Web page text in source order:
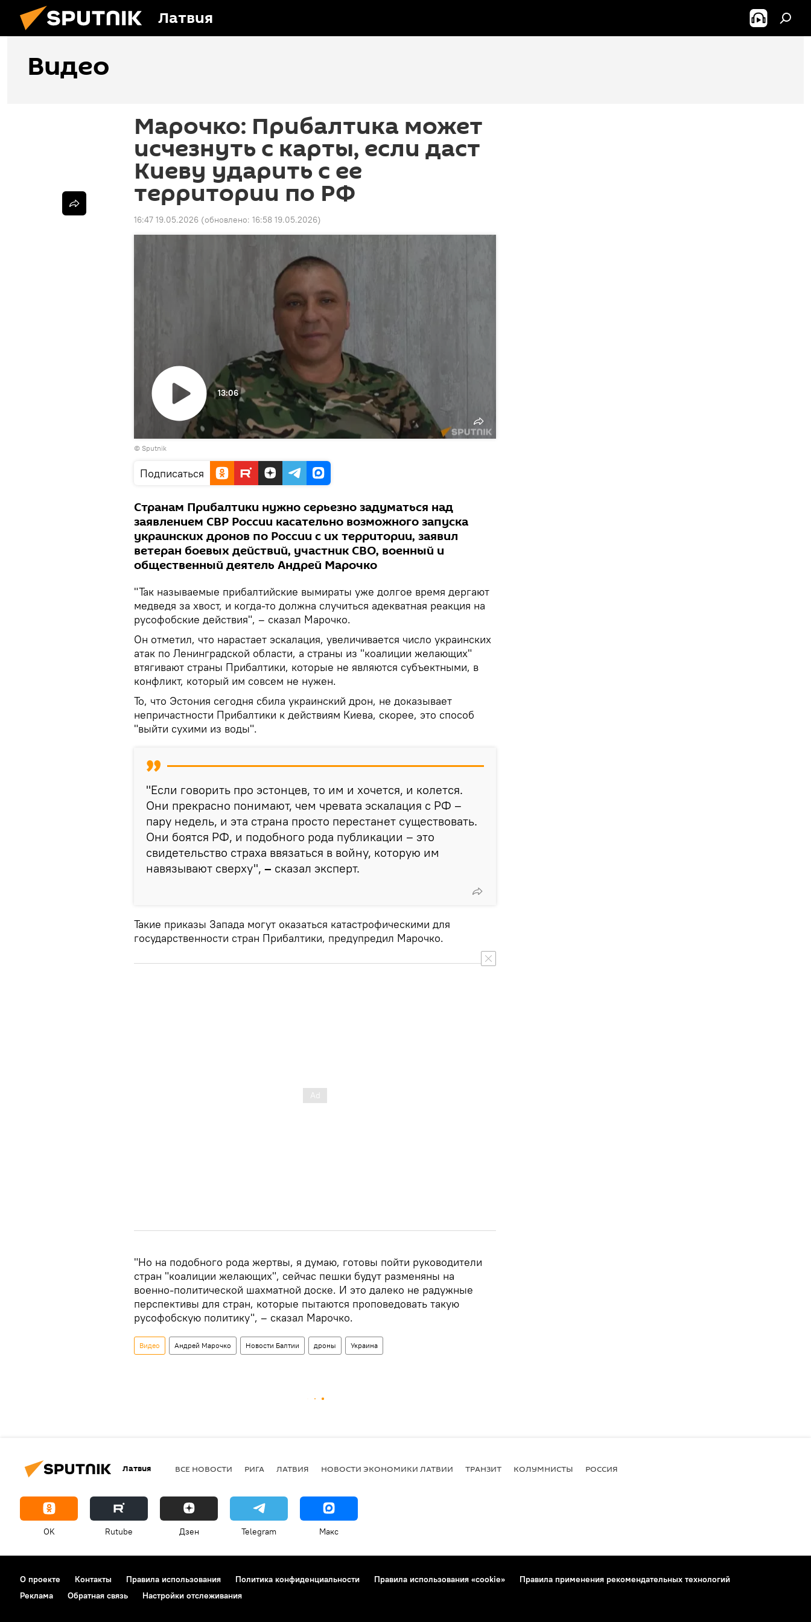
Латвия
Видео
Марочко: Прибалтика может
исчезнуть с карты, если даст
Киеву ударить с ее
территории по РФ
16:47 19.05.2026 (обновлено: 16:58 19.05.2026)
Воспроизвести
13:06
© Sputnik
Подписаться
Странам Прибалтики нужно серьезно задуматься над
заявлением СВР России касательно возможного запуска
украинских дронов по России с их территории, заявил
ветеран боевых действий, участник СВО, военный и
общественный деятель Андрей Марочко
"Так называемые прибалтийские вымираты уже долгое время дергают
медведя за хвост, и когда-то должна случиться адекватная реакция на
русофобские действия", – сказал Марочко.
Он отметил, что нарастает эскалация, увеличивается число украинских
атак по Ленинградской области, а страны из "коалиции желающих"
втягивают страны Прибалтики, которые не являются субъектными, в
конфликт, который им совсем не нужен.
То, что Эстония сегодня сбила украинский дрон, не доказывает
непричастности Прибалтики к действиям Киева, скорее, это способ
"выйти сухими из воды".
"Если говорить про эстонцев, то им и хочется, и колется.
Они прекрасно понимают, чем чревата эскалация с РФ –
пару недель, и эта страна просто перестанет существовать.
Они боятся РФ, и подобного рода публикации – это
свидетельство страха ввязаться в войну, которую им
навязывают сверху", – сказал эксперт.
Такие приказы Запада могут оказаться катастрофическими для
государственности стран Прибалтики, предупредил Марочко.
"Но на подобного рода жертвы, я думаю, готовы пойти руководители
стран "коалиции желающих", сейчас пешки будут разменяны на
военно-политической шахматной доске. И это далеко не радужные
перспективы для стран, которые пытаются проповедовать такую
русофобскую политику", – сказал Марочко.
Видео Андрей Марочко Новости Балтии дроны Украина
Латвия ВСЕ НОВОСТИ РИГА ЛАТВИЯ НОВОСТИ ЭКОНОМИКИ ЛАТВИИ ТРАНЗИТ КОЛУМНИСТЫ РОССИЯ
OK Rutube Дзен Telegram Макс
О проекте Контакты Правила использования Политика конфиденциальности Правила использования «cookie»
Правила применения рекомендательных технологий
Реклама
Обратная связь Настройки отслеживания